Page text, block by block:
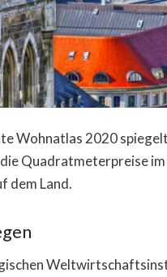
Wohnatlas 2020
Quadratmeterpreise
dem Land.